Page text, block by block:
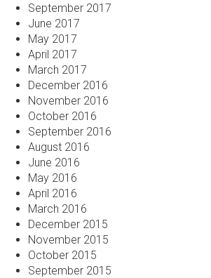
September 2017
June 2017
May 2017
April 2017
March 2017
December 2016
November 2016
October 2016
September 2016
August 2016
June 2016
May 2016
April 2016
March 2016
December 2015
November 2015
October 2015
September 2015